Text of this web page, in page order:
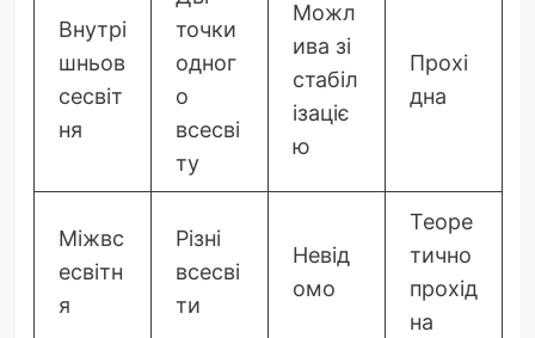
Внутрі
шньов
сесвіт
ня
точки
одног
о
всесві
ту
Можл
ива зі
стабіл
ізаціє
ю
Прохі
дна
Міжвс
есвітн
я
Різні
всесві
ти
Невід
омо
Теоре
тично
прохід
на